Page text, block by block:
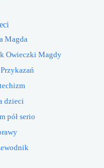
Magda
Owieczki Magdy
dzieci
pół serio